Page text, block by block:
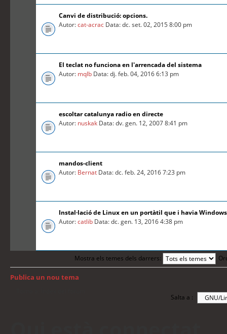
Canvi de distribució: opcions.
Autor:cat-acrac Data: dc. set. 02, 2015 8:00 pm
El teclat no funciona en l'arrencada del sistema
Autor: mqlb Data: dj. feb. 04, 2016 6:13 pm
escoltar catalunya radio en directe
Autor: nuskak Data: dv. gen. 12, 2007 8:41 pm
mandos-client
Autor: Bernat Data: dc. feb. 24, 2016 7:23 pm
Instal·lació de Linux en un portàtil que i havia
Autor:catlib Data: dc. gen. 13, 2016 4:38 pm
Mostra els temes dels darrers:
Publica un nou tema
Salta a :